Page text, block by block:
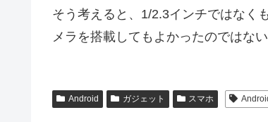
そう考えると、1/2.3インチではなく
メラを搭載してもよかったのではな
Android ガジェット スマホ